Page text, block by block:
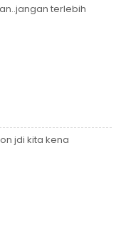
terlebih
jdi kita kena